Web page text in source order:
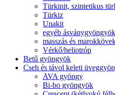
Türkinit, szintetikus
Türkiz
Unakit
egyéb ásványgyöngyök
masszás és
Vérkő/heliotróp
Betű gyöngyök
Cseh és távol keleti
AVA gyöngy
Bi-bo gyöngyök